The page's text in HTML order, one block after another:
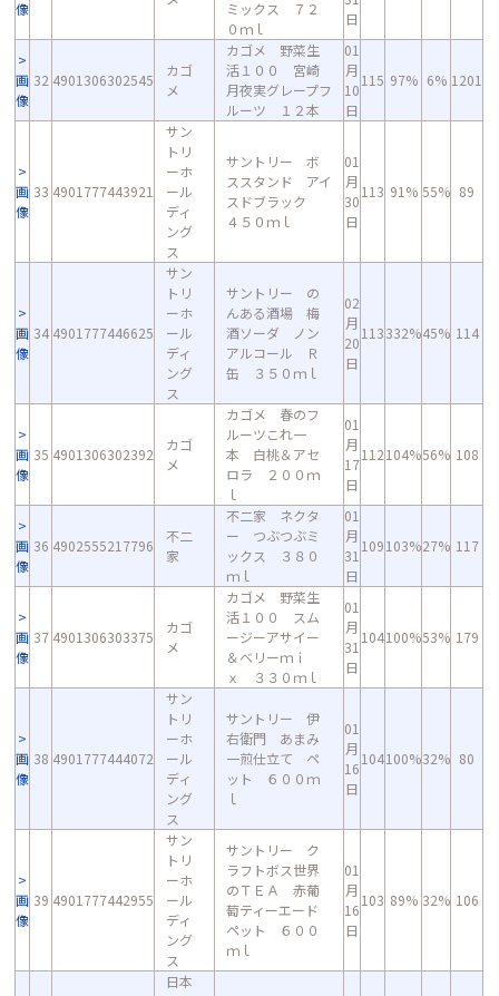
像
ミックス ７２
０ｍｌ
日
画
像
32 4901306302545
カゴ
メ
カゴメ 野菜生
活１００ 宮崎
月夜実グレープフ
ルーツ １２本
01
月
10
日
115 97% 6% 1201
画
像
33 4901777443921
サン
トリ
ーホ
ール
ディ
ング
ス
サントリー ボ
ススタンド アイ
スドブラック
４５０ｍｌ
01
月
30
日
113 91% 55% 89
画
像
34 4901777446625
サン
トリ
ーホ
ール
ディ
ング
ス
サントリー の
んある酒場 梅
酒ソーダ ノン
アルコール Ｒ
缶 ３５０ｍｌ
02
月
20
日
113332%45% 114
画
像
35 4901306302392
カゴ
メ
カゴメ 春のフ
ルーツこれ一
本 白桃＆アセ
ロラ ２００ｍ
ｌ
01
月
17
日
112104%56% 108
画
像
36 4902555217796
不二
家
不二家 ネクタ
ー つぶつぶミ
ックス ３８０
ｍｌ
01
月
31
日
109103%27% 117
画
像
37 4901306303375
カゴ
メ
カゴメ 野菜生
活１００ スム
ージーアサイー
＆ベリーｍｉ
ｘ ３３０ｍｌ
01
月
31
日
104100%53% 179
画
像
38 4901777444072
サン
トリ
ーホ
ール
ディ
ング
ス
サントリー 伊
右衛門 あまみ
一煎仕立て ペ
ット ６００ｍ
ｌ
01
月
16
日
104100%32% 80
画
像
39 4901777442955
サン
トリ
ーホ
ール
ディ
ング
ス
サントリー ク
ラフトボス世界
のＴＥＡ 赤葡
萄ティーエード
ペット ６００
ｍｌ
01
月
16
日
103 89% 32% 106
日本